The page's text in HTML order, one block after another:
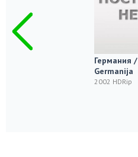
Германия /
Germanija
2002 HDRip